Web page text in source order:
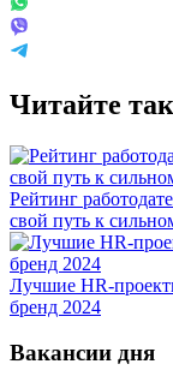
Читайте
Рейтинг
свой путь к
Лучшие HR-
бренд 2024
Вакансии дня